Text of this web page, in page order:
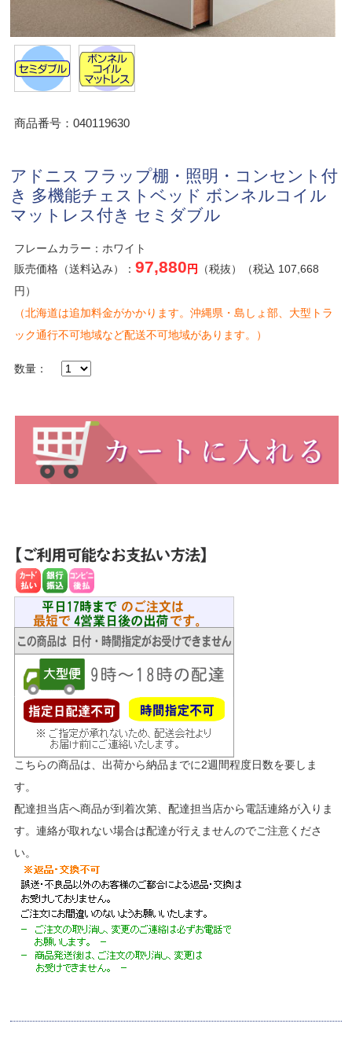
商品番号：040119630
アドニス フラップ棚・照明・コンセント付
き 多機能チェストベッド ボンネルコイル
マットレス付き セミダブル
フレームカラー：ホワイト
販売価格（送料込み）：97,880 円
（税抜）（税込 107,668
円）
（北海道は追加料金がかかります。沖縄県・島しょ部、大型トラ
ック通行不可地域など配送不可地域があります。）
数量：
こちらの商品は、出荷から納品までに2週間程度日数を要しま
す。
配達担当店へ商品が到着次第、配達担当店から電話連絡が入りま
す。連絡が取れない場合は配達が行えませんのでご注意くださ
い。